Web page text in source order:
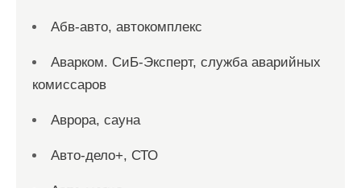
Абв-авто, автокомплекс
Аварком. СиБ-Эксперт, служба аварийных
комиссаров
Аврора, сауна
Авто-дело+, СТО